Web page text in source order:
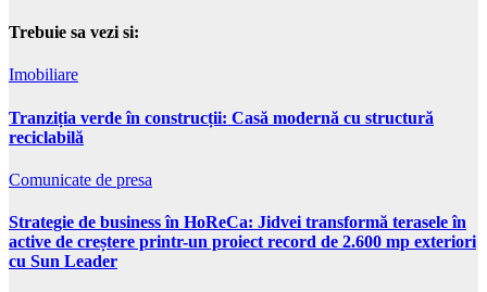
Trebuie sa vezi si:
Imobiliare
Tranziția verde în construcții: Casă modernă cu structură
reciclabilă
Comunicate de presa
Strategie de business în HoReCa: Jidvei transformă terasele în
active de creștere printr-un proiect record de 2.600 mp exteriori
cu Sun Leader